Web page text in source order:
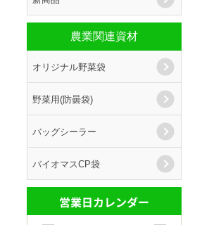
農業関連資材
オリジナル野菜袋
野菜用(防曇袋)
バッグシーラー
バイオマスCP袋